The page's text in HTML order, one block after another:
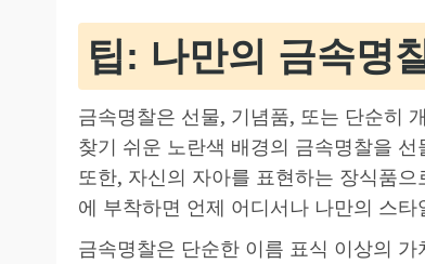
팁: 나만의 금속명
금속명찰은 선물, 기념품, 또는 단순히
찾기 쉬운 노란색 배경의 금속명찰을
또한, 자신의 자아를 표현하는 장식품
에 부착하면 언제 어디서나 나만의 스
금속명찰은 단순한 이름 표식 이상의